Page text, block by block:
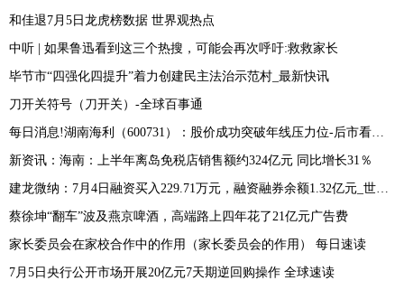
和佳退7月5日龙虎榜数据 世界观热点
中听 | 如果鲁迅看到这三个热搜，可能会再次呼吁:救救家长
毕节市“四强化四提升”着力创建民主法治示范村_最新快讯
刀开关符号（刀开关）-全球百事通
新资讯：海南：上半年离岛免税店销售额约324亿元 同比增长31％
​蔡徐坤“翻车”波及燕京啤酒，高端路上四年花了21亿元广告费
家长委员会在家校合作中的作用（家长委员会的作用） 每日速读
7月5日央行公开市场开展20亿元7天期逆回购操作 全球速读